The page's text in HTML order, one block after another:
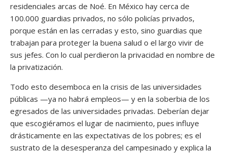
residenciales arcas de Noé. En México hay cerca de
100.000 guardias privados, no sólo policías privados,
porque están en las cerradas y esto, sino guardias que
trabajan para proteger la buena salud o el largo vivir de
sus jefes. Con lo cual perdieron la privacidad en nombre de
la privatización.
Todo esto desemboca en la crisis de las universidades
públicas —ya no habrá empleos— y en la soberbia de los
egresados de las universidades privadas. Deberían dejar
que escogiéramos el lugar de nacimiento, pues influye
drásticamente en las expectativas de los pobres; es el
sustrato de la desesperanza del campesinado y explica la